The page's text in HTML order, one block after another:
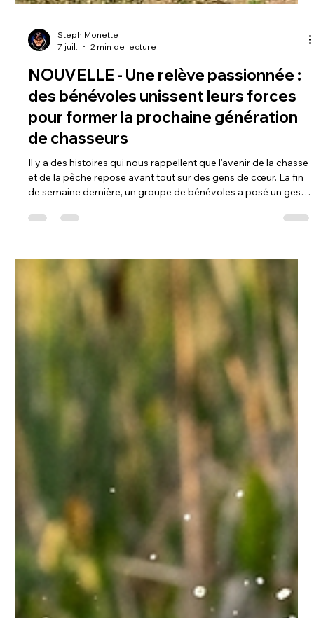
Steph Monette
7 juil.
2 min de lecture
NOUVELLE - Une relève passionnée :
des bénévoles unissent leurs forces
pour former la prochaine génération
de chasseurs
Il y a des histoires qui nous rappellent que l'avenir de la chasse
et de la pêche repose avant tout sur des gens de cœur. La fin
de semaine dernière, un groupe de bénévoles a posé un geste
exceptionnel pour assurer la relève. Tout a commencé lors de
l'événement du Coureur des Bois. Plusieurs jeunes
souhaitaient obtenir leur certificat de maniement des armes à
feu afin de pouvoir participer à la saison de chasse de
l'automne 2026. Cette initiative est née d'une vision portée